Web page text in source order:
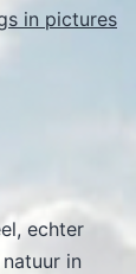
in pictures
echter
in